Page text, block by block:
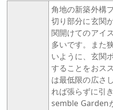
角地の新築外構
切り部分に玄関
関開けてのアイ
多いです。また
いように、玄関
することをおス
は最低限の広さ
れば張らずに引
semble Garden